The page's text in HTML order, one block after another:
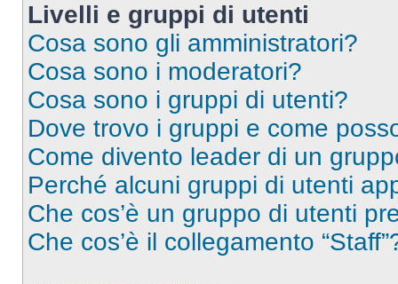
Livelli e gruppi di utenti
Cosa sono gli amministratori?
Cosa sono i moderatori?
Cosa sono i gruppi di utenti?
Dove trovo i gruppi e come
Come divento leader di un
Perché alcuni gruppi di utenti
Che cos’è un gruppo di utenti
Che cos’è il collegamento